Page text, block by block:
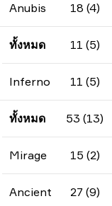
Anubis 18 (4)
ทั้งหมด 11 (5)
Inferno 11 (5)
ทั้งหมด 53 (13)
Mirage 15 (2)
Ancient 27 (9)